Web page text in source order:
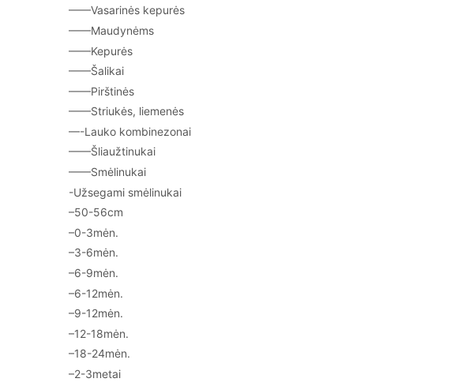
——Vasarinės kepurės
——Maudynėms
——Kepurės
——Šalikai
——Pirštinės
——Striukės, liemenės
—-Lauko kombinezonai
——Šliaužtinukai
——Smėlinukai
-Užsegami smėlinukai
–50-56cm
–0-3mėn.
–3-6mėn.
–6-9mėn.
–6-12mėn.
–9-12mėn.
–12-18mėn.
–18-24mėn.
–2-3metai